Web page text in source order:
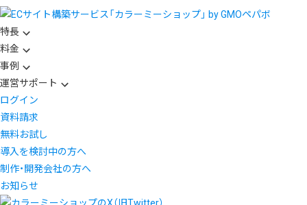
特長
料金
事例
運営サポート
ログイン
資料請求
無料お試し
導入を検討中の方へ
制作・開発会社の方へ
お知らせ